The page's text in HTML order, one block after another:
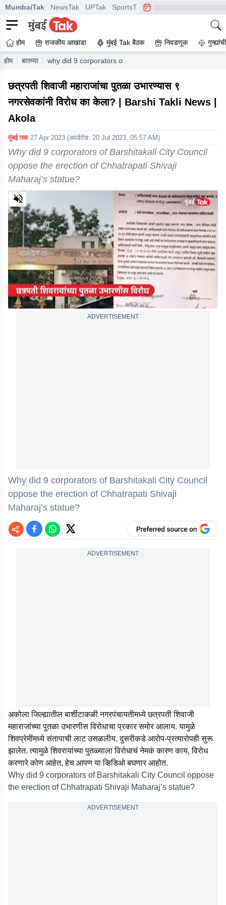
MumbaiTak NewsTak UPTak SportsTak CrimeTak
होम राजकीय आखाडा मुंबई Tak बैठक निवडणूक
होम बातम्या why did 9 corporators of barshitakali city council
छत्रपती शिवाजी महाराजांचा पुतळा उभारण्यास ९
नगरसेवकांनी विरोध का केला? | Barshi Takli News |
Akola
मुंबई तक 27 Apr 2023 (अपडेटेड: 20 Jul 2023, 05:57 AM)
Why did 9 corporators of Barshitakali City Council
oppose the erection of Chhatrapati Shivaji
Maharaj’s statue?
0
of
4
minutes,
31
seconds
ADVERTISEMENT
Why did 9 corporators of Barshitakali City Council
oppose the erection of Chhatrapati Shivaji
Maharaj’s statue?
ADVERTISEMENT
अकोला जिल्ह्यातील बार्शीटाकळी नगरपंचायतीमध्ये छत्रपती शिवाजी
महाराजांच्या पुतळा उभारणीस विरोधाचा प्रकार समोर आलाय. यामुळे
शिवप्रेमींमध्ये संतापाची लाट उसळलीय. दुसरीकडे आरोप-प्रत्यारोपही सुरू
झालेत. त्यामुळे शिवरायांच्या पुतळ्याला विरोधाचं नेमकं कारण काय, विरोध
करणारे कोण आहेत, हेच आपण या व्हिडिओ बघणार आहोत.
Why did 9 corporators of Barshitakali City Council oppose
the erection of Chhatrapati Shivaji Maharaj’s statue?
ADVERTISEMENT